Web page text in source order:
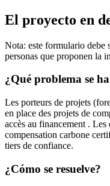
El proyecto en
Nota: este formulario debe
personas que proponen la
¿Qué problema se
Les porteurs de projets
en place des projets de
accès au financement . Les
compensation carbone
tiers de confiance.
¿Cómo se resuelve?